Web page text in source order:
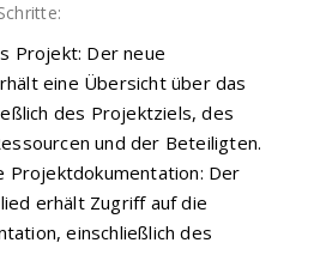
Projekt: Der neue
eine Übersicht über das
des Projektziels, des
und der Beteiligten.
Projektdokumentation: Der
erhält Zugriff auf die
einschließlich des